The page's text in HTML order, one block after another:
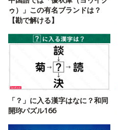
ゥ）」この有名ブランドは？
【勘で解ける】
「？」に入る漢字はなに？和同
開珎パズル166